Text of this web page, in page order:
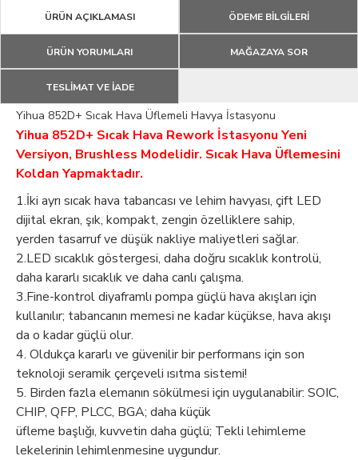
ÜRÜN AÇIKLAMASI ÖDEME BİLGİLERİ
ÜRÜN YORUMLARI MAĞAZAYA SOR
TESLİMAT VE İADE
Yihua 852D+ Sıcak Hava Üflemeli Havya İstasyonu
Yihua 852D+ Sıcak Hava Rework İstasyonu Yeni
Versiyon, Brushless Modelidir. Sıcak Hava Üflemesini
Koldan Yapmaktadır.
1.İki ayrı sıcak hava tabancası ve lehim havyası, çift LED
dijital ekran, şık, kompakt, zengin özelliklere sahip,
yerden tasarruf ve düşük nakliye maliyetleri sağlar.
2.LED sıcaklık göstergesi, daha doğru sıcaklık kontrolü,
daha kararlı sıcaklık ve daha canlı çalışma.
3.Fine-kontrol diyaframlı pompa güçlü hava akışları için
kullanılır; tabancanın memesi ne kadar küçükse, hava akışı
da o kadar güçlü olur.
4. Oldukça kararlı ve güvenilir bir performans için son
teknoloji seramik çerçeveli ısıtma sistemi!
5. Birden fazla elemanın sökülmesi için uygulanabilir: SOIC,
CHIP, QFP, PLCC, BGA; daha küçük
üfleme başlığı, kuvvetin daha güçlü; Tekli lehimleme
lekelerinin lehimlenmesine uygundur.